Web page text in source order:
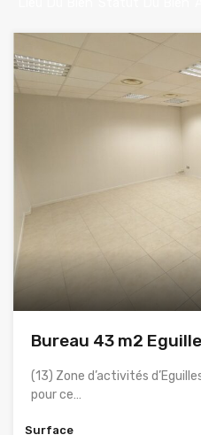
Bureau 43 m2
(13) Zone d’activités
pour ce…
Surface